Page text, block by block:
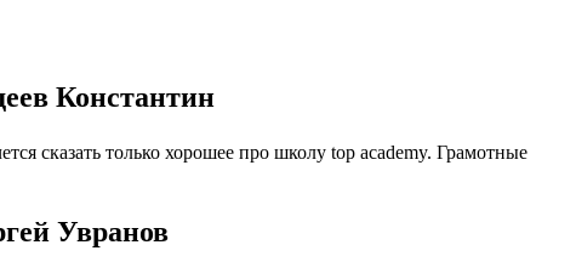
Константин
сказать только хорошее про школу top academy. Грамотные
Увранов